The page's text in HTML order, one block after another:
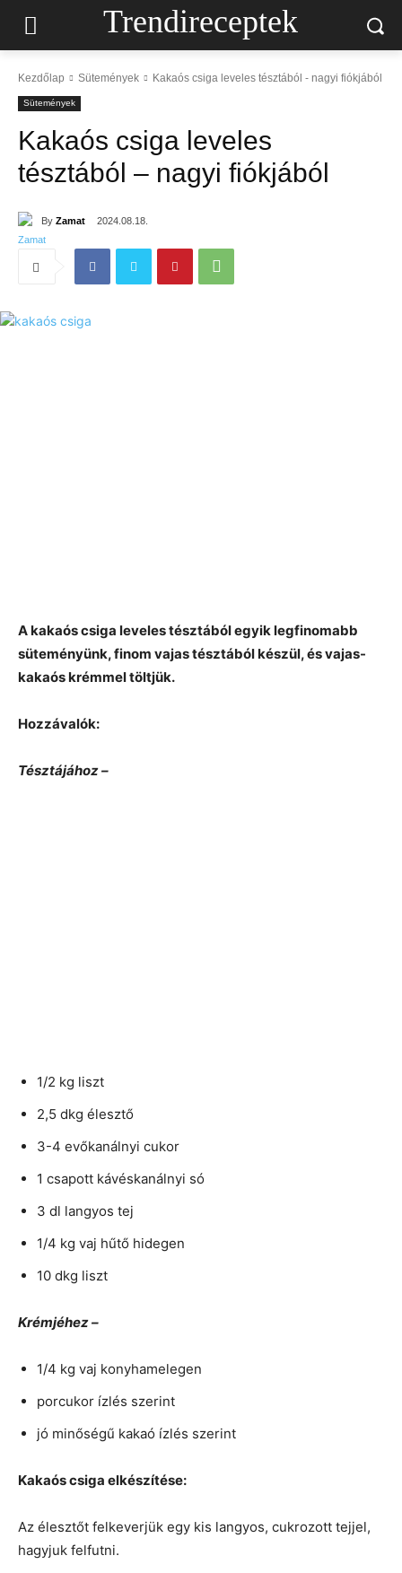
Trendireceptek
Kezdőlap Sütemények Kakaós csiga leveles tésztából - nagyi fiókjából
Sütemények
Kakaós csiga leveles
tésztából – nagyi fiókjából
By Zamat 2024.08.18.
A kakaós csiga leveles tésztából egyik legfinomabb
süteményünk, finom vajas tésztából készül, és vajas-
kakaós krémmel töltjük.
Hozzávalók:
Tésztájához –
1/2 kg liszt
2,5 dkg élesztő
3-4 evőkanálnyi cukor
1 csapott kávéskanálnyi só
3 dl langyos tej
1/4 kg vaj hűtő hidegen
10 dkg liszt
Krémjéhez –
1/4 kg vaj konyhamelegen
porcukor ízlés szerint
jó minőségű kakaó ízlés szerint
Kakaós csiga elkészítése:
Az élesztőt felkeverjük egy kis langyos, cukrozott tejjel,
hagyjuk felfutni.